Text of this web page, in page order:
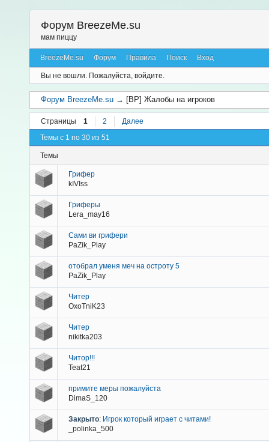
Форум BreezeMe.su
мам пиццу
BreezeMe.su Форум Правила Поиск Вход
Вы не вошли. Пожалуйста, войдите.
Форум BreezeMe.su → [BP] Жалобы на игроков
Страницы 1 2
Далее
Темы с 1 по 30 из 51
Темы
Грифер
kIVIss
Гриферы
Lera_may16
Cами ви грифери
PaZik_Play
отобрал уменя меч на остроту 5
PaZik_Play
Читер
OxoTniK23
Читер
nikitka203
Читор!!!
Teat21
примите меры пожалуйста
DimaS_120
Закрыто: Игрок который играет с читами!
_polinka_500